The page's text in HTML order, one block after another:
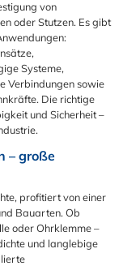
von
oder Stutzen. Es gibt
Systeme,
Verbindungen sowie
Die richtige
und Sicherheit –
– große
profitiert von einer
Bauarten. Ob
oder Ohrklemme –
und langlebige